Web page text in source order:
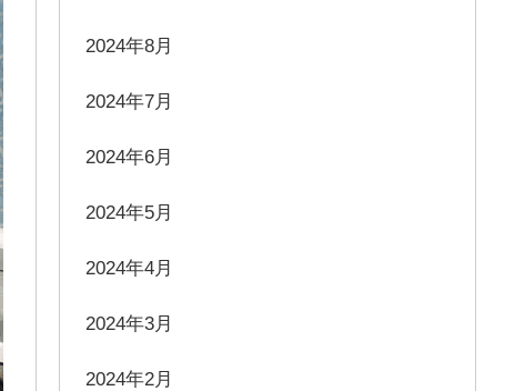
2024年8月
2024年7月
2024年6月
2024年5月
2024年4月
2024年3月
2024年2月